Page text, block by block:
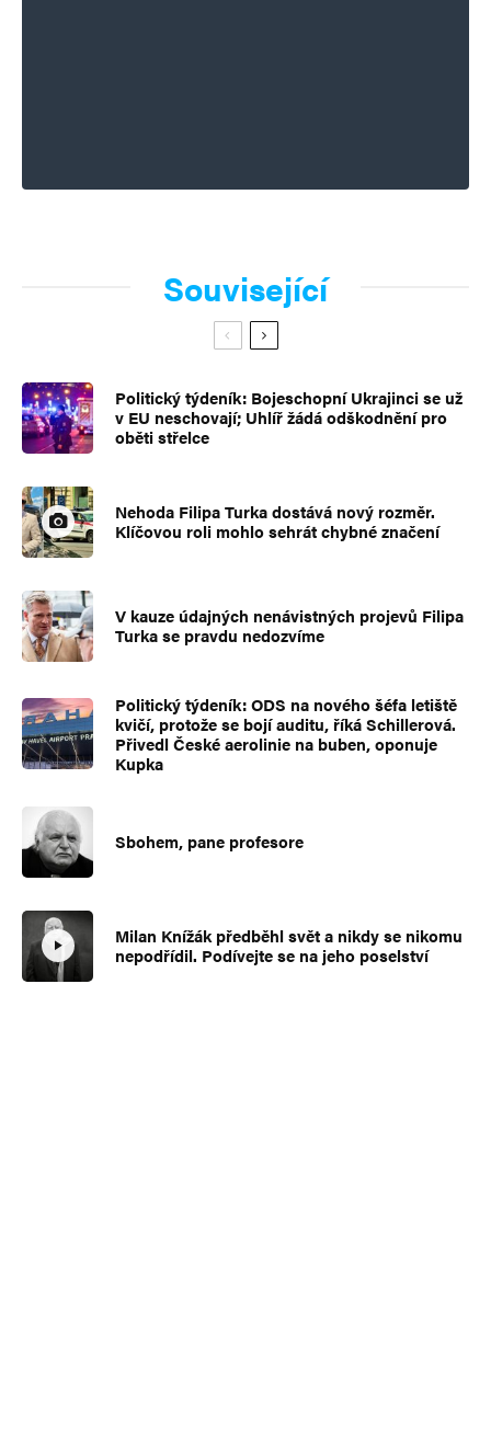
Související
Politický týdeník: Bojeschopní Ukrajinci se už
v EU neschovají; Uhlíř žádá odškodnění pro
oběti střelce
Nehoda Filipa Turka dostává nový rozměr.
Klíčovou roli mohlo sehrát chybné značení
V kauze údajných nenávistných projevů Filipa
Turka se pravdu nedozvíme
Politický týdeník: ODS na nového šéfa letiště
kvičí, protože se bojí auditu, říká Schillerová.
Přivedl České aerolinie na buben, oponuje
Kupka
Sbohem, pane profesore
Milan Knížák předběhl svět a nikdy se nikomu
nepodřídil. Podívejte se na jeho poselství